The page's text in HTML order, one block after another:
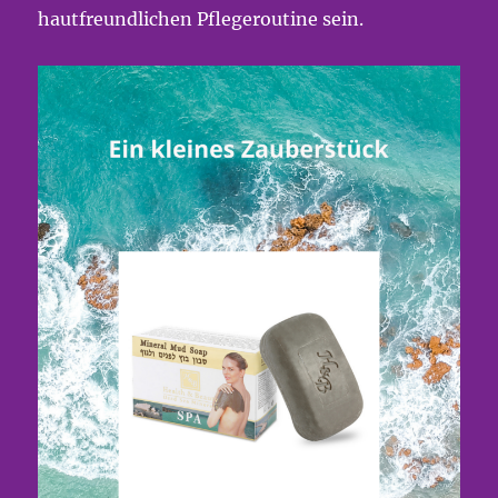
hautfreundlichen Pflegeroutine sein.